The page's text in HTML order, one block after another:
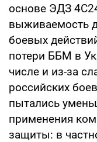
основе ЭДЗ
выживаемость
боевых
потери ББМ в
числе и из-за
российских
пытались
применения
защиты: в